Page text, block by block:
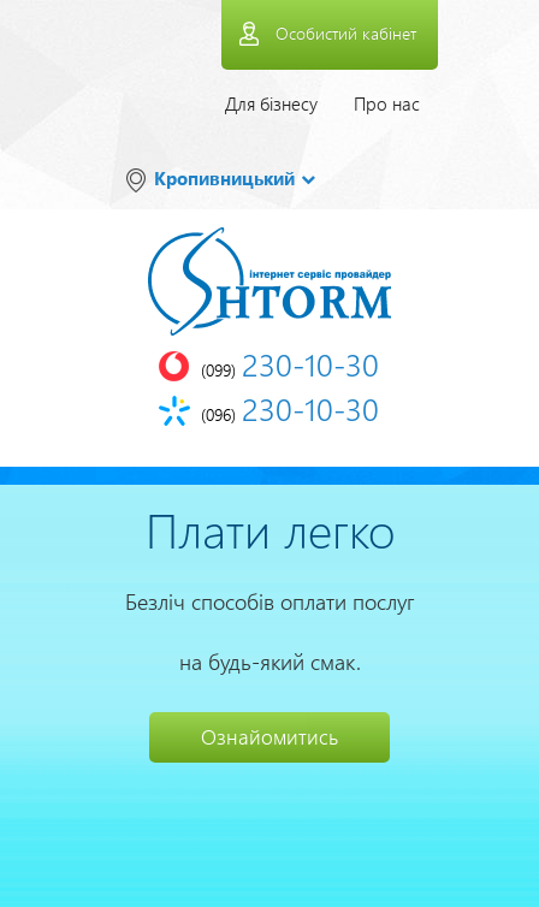
Особистий кабінет
Верхнее
Для бізнесу Про нас
Кропивницький
(099) 230-10-30
(096) 230-10-30
Плати легко
Безліч способів оплати послуг
на будь-який смак.
Ознайомитись